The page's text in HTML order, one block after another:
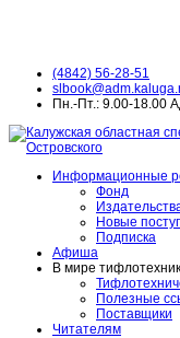
(4842) 56-28-51
Пн.-Пт.: 9.00-18.00
Информационные
Фонд
Новые
Подписка
Афиша
В мире
Полезные
Поставщики
Читателям